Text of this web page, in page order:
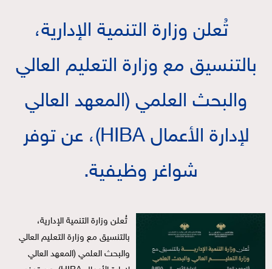
تُعلن وزارة التنمية الإدارية،
بالتنسيق مع وزارة التعليم العالي
والبحث العلمي (المعهد العالي
لإدارة الأعمال HIBA)، عن توفر
شواغر وظيفية.